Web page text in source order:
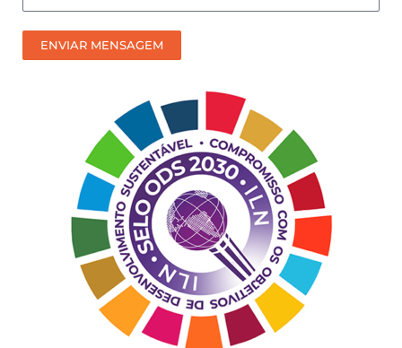
prefere
receber
nosso
ENVIAR MENSAGEM